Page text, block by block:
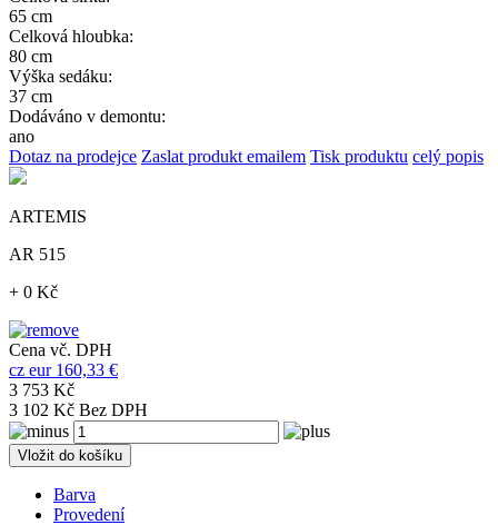
65 cm
Celková hloubka:
80 cm
Výška sedáku:
37 cm
Dodáváno v demontu:
ano
Dotaz na prodejce Zaslat produkt emailem Tisk produktu celý popis
ARTEMIS
AR 515
+ 0 Kč
Cena vč. DPH
cz eur 160,33 €
3 753 Kč
3 102 Kč Bez DPH
Vložit do košíku
Barva
Provedení